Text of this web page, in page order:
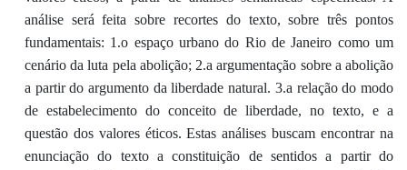
análise será feita sobre recortes do texto, sobre três pontos
fundamentais: 1.o espaço urbano do Rio de Janeiro como um
cenário da luta pela abolição; 2.a argumentação sobre a abolição
a partir do argumento da liberdade natural. 3.a relação do modo
de estabelecimento do conceito de liberdade, no texto, e a
questão dos valores éticos. Estas análises buscam encontrar na
enunciação do texto a constituição de sentidos a partir do